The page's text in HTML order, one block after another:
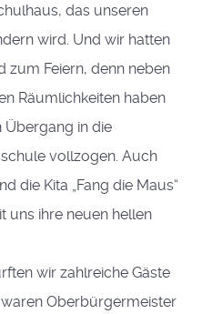
das unseren
wird. Und wir hatten
zum Feiern, denn neben
Räumlichkeiten haben
Übergang in die
vollzogen. Auch
die Kita „Fang die Maus“
uns ihre neuen hellen
wir zahlreiche Gäste
Oberbürgermeister